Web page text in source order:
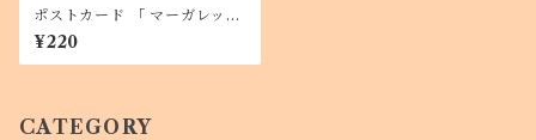
ポストカード 「 マーガレット
の恋占い 」１枚 メッセージ
カードにも
¥220
CATEGORY